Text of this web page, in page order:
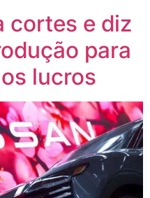
cortes e diz
para
lucros